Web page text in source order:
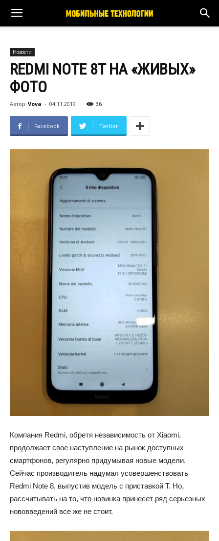
Новости
REDMI NOTE 8T НА «ЖИВЫХ»
ФОТО
Автор Vova - 04.11.2019 36
Facebook Twitter
Компания Redmi, обретя независимость от Xiaomi,
продолжает свое наступление на рынок доступных
смартфонов, регулярно придумывая новые модели.
Сейчас производитель надумал усовершенствовать
Redmi Note 8, выпустив модель с приставкой T. Но,
рассчитывать на то, что новинка принесет ряд серьезных
нововведений все же не стоит.